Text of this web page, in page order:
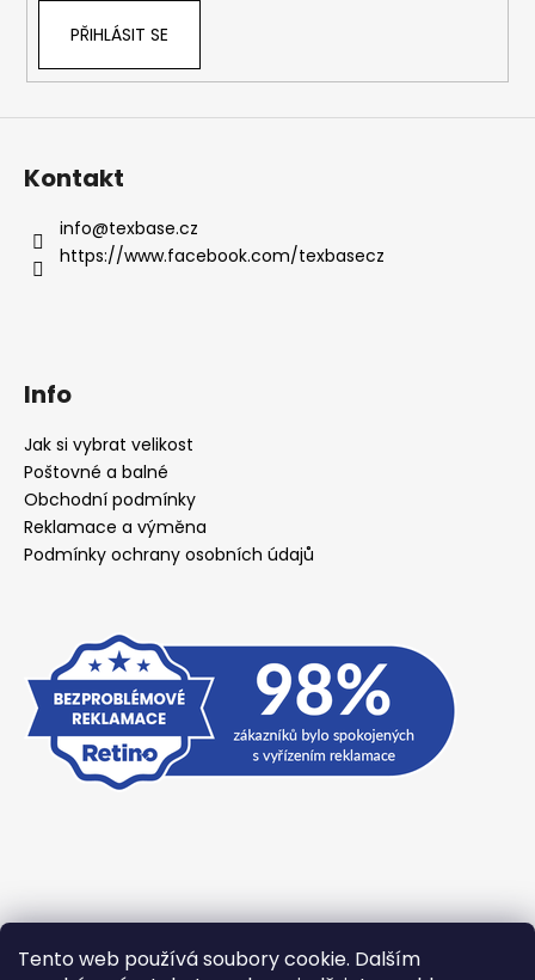
Tento web používá soubory cookie. Dalším
PŘIHLÁSIT SE
Kontakt
info@texbase.cz
https://www.facebook.com/texbasecz
Info
Jak si vybrat velikost
Poštovné a balné
Obchodní podmínky
Reklamace a výměna
Podmínky ochrany osobních údajů